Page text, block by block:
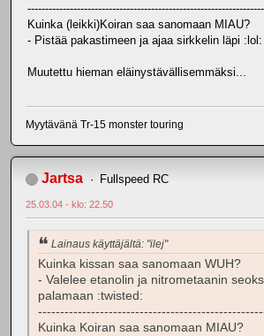
Kuinka (leikki)Koiran saa sanomaan MIAU?
- Pistää pakastimeen ja ajaa sirkkelin läpi :lol:
Muutettu hieman eläinystävällisemmäksi...
Myytävänä Tr-15 monster touring
Jartsa Fullspeed RC
25.03.04 - klo: 22.50
Lainaus käyttäjältä: "ilej"
Kuinka kissan saa sanomaan WUH?
- Valelee etanolin ja nitrometaanin
palamaan :twisted:
Kuinka Koiran saa sanomaan MIAU?